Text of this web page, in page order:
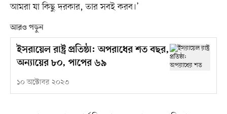
আমরা যা কিছু দরকার, তার সবই করব।’
আরও পড়ুন
ইসরায়েল রাষ্ট্র প্রতিষ্ঠা: অপরাধের শত বছর,
অন্যায়ের ৮০, পাপের ৬৯
১০ অক্টোবর ২০২৩